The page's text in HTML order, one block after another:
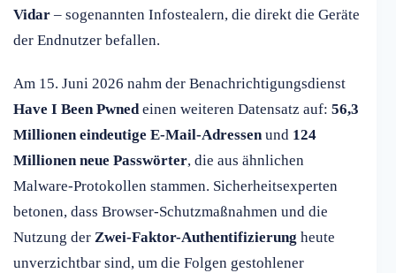
Vidar – sogenannten Infostealern, die direkt die Geräte
der Endnutzer befallen.
Am 15. Juni 2026 nahm der Benachrichtigungsdienst
Have I Been Pwnedeinen weiteren Datensatz auf: 56,3
Millionen eindeutige E-Mail-Adressenund 124
Millionen neue Passwörter, die aus ähnlichen
Malware-Protokollen stammen. Sicherheitsexperten
betonen, dass Browser-Schutzmaßnahmen und die
Nutzung der Zwei-Faktor-Authentifizierung heute
unverzichtbar sind, um die Folgen gestohlener